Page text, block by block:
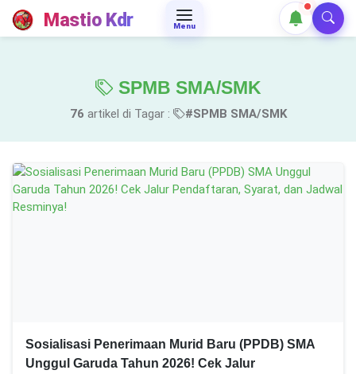
Mastio Kdr Menu
SPMB SMA/SMK
76 artikel di Tagar : #SPMB SMA/SMK
Sosialisasi Penerimaan Murid Baru (PPDB) SMA
Unggul Garuda Tahun 2026! Cek Jalur